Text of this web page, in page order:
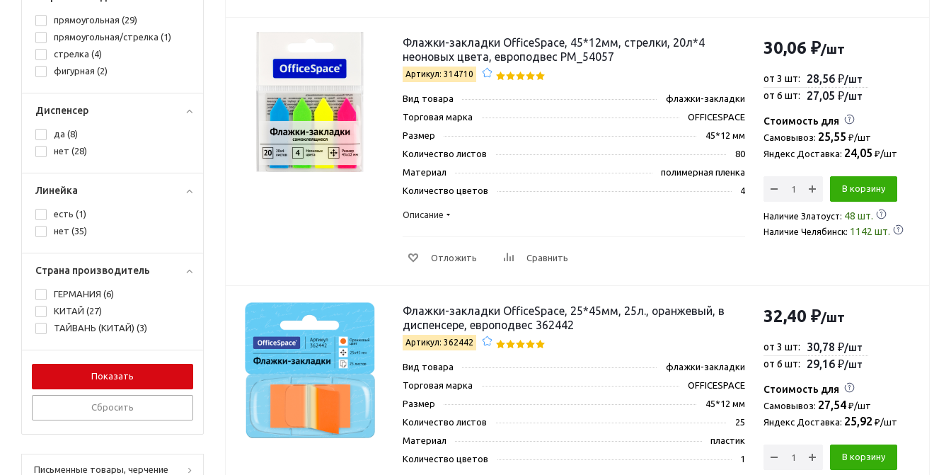
Флажки-закладки OfficeSpace, 45*12мм, стрелки, 20л*4
неоновых цвета, европодвес PM_54057
Артикул: 314710
Вид товара
флажки-закладки
Торговая марка
OFFICESPACE
Размер
45*12 мм
Количество листов
80
Материал
полимерная пленка
Количество цветов
4
Описание
Отложить Сравнить
30,06 ₽/шт
от 3 шт: 28,56 ₽/шт
от 6 шт:
27,05 ₽/шт
Стоимость для
Самовывоз: 25,55 ₽/шт
Яндекс Доставка: 24,05 ₽/шт
В корзину
Наличие Златоуст: 48 шт.
Наличие Челябинск: 1142 шт.
Флажки-закладки OfficeSpace, 25*45мм, 25л., оранжевый, в
диспенсере, европодвес 362442
Артикул: 362442
Вид товара
флажки-закладки
Торговая марка
OFFICESPACE
Размер
45*12 мм
Количество листов
25
Материал
пластик
Количество цветов
1
32,40 ₽/шт
от 3 шт: 30,78 ₽/шт
от 6 шт:
29,16 ₽/шт
Стоимость для
Самовывоз: 27,54 ₽/шт
Яндекс Доставка: 25,92 ₽/шт
В корзину
прямоугольная (29)
прямоугольная/стрелка (1)
стрелка (4)
фигурная (2)
Диспенсер
да (8)
нет (28)
Линейка
есть (1)
нет (35)
Страна производитель
ГЕРМАНИЯ (6)
КИТАЙ (27)
ТАЙВАНЬ (КИТАЙ) (3)
Сбросить
Письменные товары, черчение